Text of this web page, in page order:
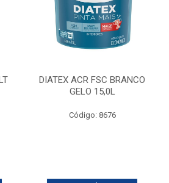
DIATEX ACR FSC BRANCO
GELO 15,0L
Código: 8676